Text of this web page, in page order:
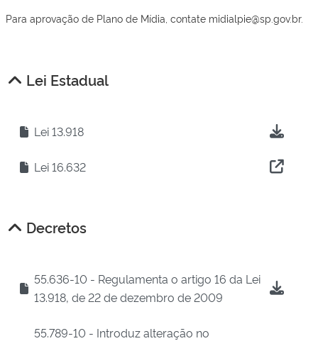
Para aprovação de Plano de Mídia, contate midialpie@sp.gov.br.
Lei Estadual
Lei 13.918
Lei 16.632
Decretos
55.636-10 - Regulamenta o artigo 16 da Lei
13.918, de 22 de dezembro de 2009
55.789-10 - Introduz alteração no